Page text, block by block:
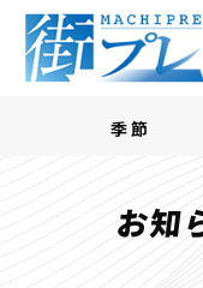
季節
お知